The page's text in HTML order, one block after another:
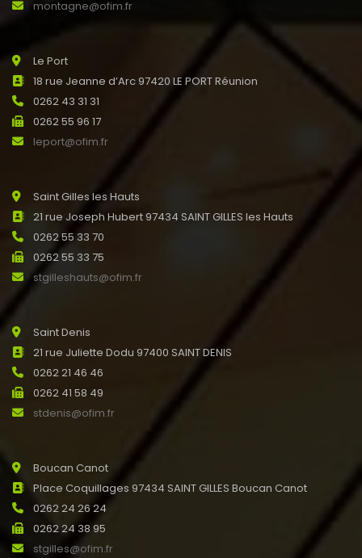
montagne@ofim.fr
Le Port
18 rue Jeanne d’Arc 97420 LE PORT Réunion
0262 43 31 31
0262 55 96 17
leport@ofim.fr
Saint Gilles les Hauts
21 rue Joseph Hubert 97434 SAINT GILLES les Hauts
0262 55 33 70
0262 55 33 75
stgilleshauts@ofim.fr
Saint Denis
21 rue Juliette Dodu 97400 SAINT DENIS
0262 21 46 46
0262 41 58 49
stdenis@ofim.fr
Boucan Canot
Place Coquillages 97434 SAINT GILLES Boucan Canot
0262 24 26 24
0262 24 38 95
stgilles@ofim.fr